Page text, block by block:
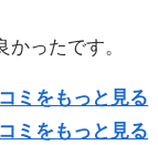
ったです。
ミをもっと見る
ミをもっと見る